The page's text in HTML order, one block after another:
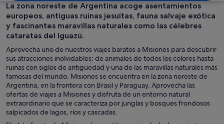
La zona noreste de Argentina acoge asentamientos
europeos, antiguas ruinas jesuitas, fauna salvaje exótica
y fascinantes maravillas naturales como las célebres
cataratas del Iguazú.
Aprovecha uno de nuestros viajes baratos a Misiones para descubrir
sus atracciones inolvidables: de animales de todos los colores hasta
ruinas con siglos de antigüedad y una de las maravillas naturales más
famosas del mundo. Misiones se encuentra en la zona noreste de
Argentina, en la frontera con Brasil y Paraguay. Aprovecha las
ofertas de viajes a Misiones y disfruta de un entorno natural
extraordinario que se caracteriza por junglas y bosques frondosos
salpicados de lagos, ríos y cascadas.